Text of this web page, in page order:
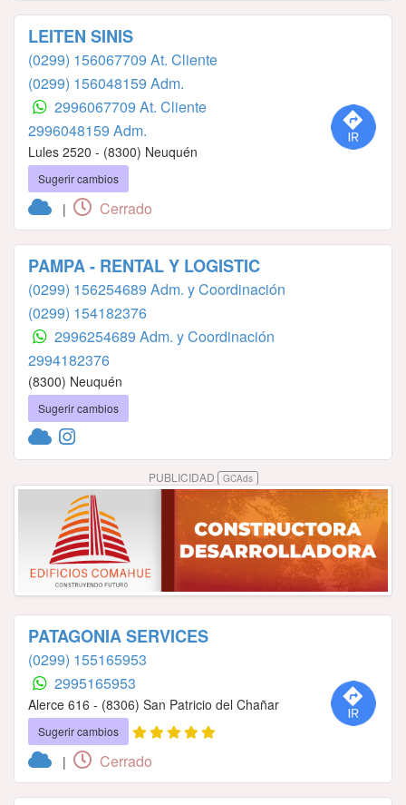
LEITEN SINIS
(0299) 156067709 At. Cliente
(0299) 156048159 Adm.
2996067709 At. Cliente
2996048159 Adm.
Lules 2520 - (8300) Neuquén
Sugerir cambios
| Cerrado
PAMPA - RENTAL Y LOGISTIC
(0299) 156254689 Adm. y Coordinación
(0299) 154182376
2996254689 Adm. y Coordinación
2994182376
(8300) Neuquén
Sugerir cambios
PUBLICIDAD GCAds
PATAGONIA SERVICES
(0299) 155165953
2995165953
Alerce 616 - (8306) San Patricio del Chañar
Sugerir cambios
| Cerrado